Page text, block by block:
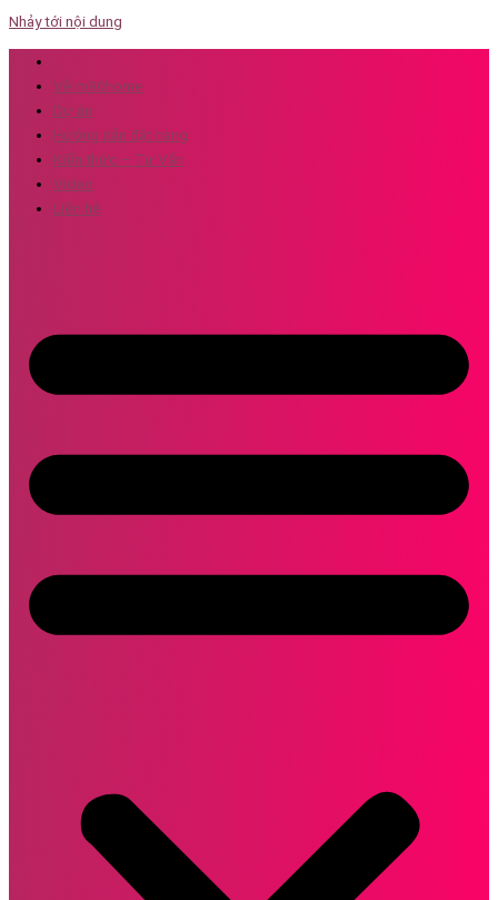
Nhảy tới nội dung
Về m90home
Dự án
Hướng dẫn đặt hàng
Kiến thức – Tư Vấn
Video
Liên hệ